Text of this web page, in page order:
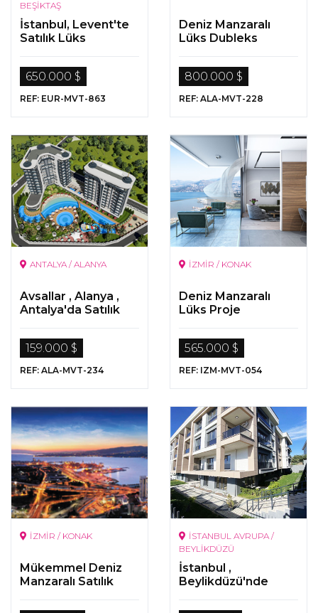
BEŞİKTAŞ
İstanbul, Levent'te
Satılık Lüks
650.000 $
REF: EUR-MVT-863
Deniz Manzaralı
Lüks Dubleks
800.000 $
REF: ALA-MVT-228
ANTALYA / ALANYA
Avsallar , Alanya ,
Antalya'da Satılık
159.000 $
REF: ALA-MVT-234
İZMİR / KONAK
Deniz Manzaralı
Lüks Proje
565.000 $
REF: IZM-MVT-054
İZMİR / KONAK
Mükemmel Deniz
Manzaralı Satılık
İSTANBUL AVRUPA /
BEYLİKDÜZÜ
İstanbul ,
Beylikdüzü'nde
Konumda Satılık